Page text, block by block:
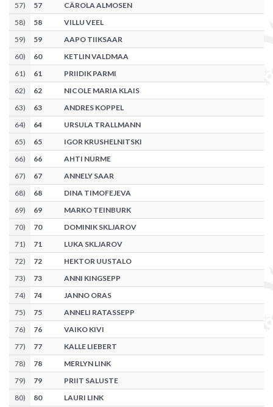
57) 57
CÄROLA ALMOSEN
58) 58
VILLU VEEL
59) 59
AAPO TIIKSAAR
60) 60
KETLIN VALDMAA
61) 61
PRIIDIK PARMI
62) 62
NICOLE MARIA KLAIS
63) 63
ANDRES KOPPEL
64) 64
URSULA TRALLMANN
65) 65
IGOR KRUSHELNITSKI
66) 66
AHTI NURME
67) 67
ANNELY SAAR
68) 68
DINA TIMOFEJEVA
69) 69
MARKO TEINBURK
70) 70
DOMINIK SKLJAROV
71) 71
LUKA SKLJAROV
72) 72
HEKTOR UUSTALO
73) 73
ANNI KINGSEPP
74) 74
JANNO ORAS
75) 75
ANNELI RATASSEPP
76) 76
VAIKO KIVI
77) 77
KALLE LIEBERT
78) 78
MERLYN LINK
79) 79
PRIIT SALUSTE
80) 80
LAURI LINK